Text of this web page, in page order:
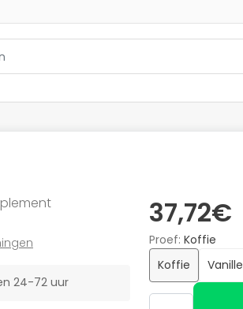
37,72€
Proef
Koffie
Koffie
Vanille
24-72 uur